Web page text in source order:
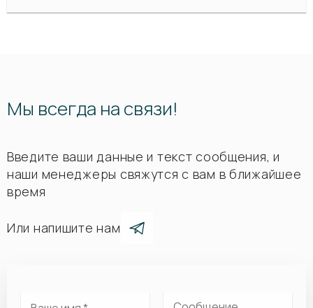
Мы всегда на связи!
Введите ваши данные и текст сообщения, и
наши менеджеры свяжутся с вам в ближайшее
время
Или напишите нам